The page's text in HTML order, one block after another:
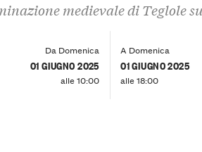
medievale di Teglole
Da Domenica
01 GIUGNO 2025
alle 10:00
A Domenica
01 GIUGNO 2025
alle 18:00